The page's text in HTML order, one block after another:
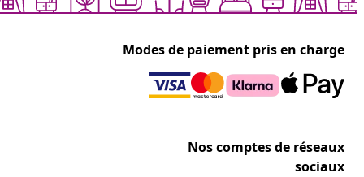
Modes de paiement pris en charge
Nos comptes de réseaux
sociaux